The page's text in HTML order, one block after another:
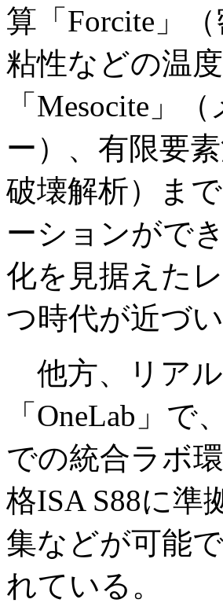
算「Forcite」
粘性などの温
「Mesocite」
ー）、有限要
破壊解析）ま
ーションがで
化を見据えた
つ時代が近づ
他方、リア
「OneLab」
での統合ラボ
格ISA S88に準
集などが可能
れている。